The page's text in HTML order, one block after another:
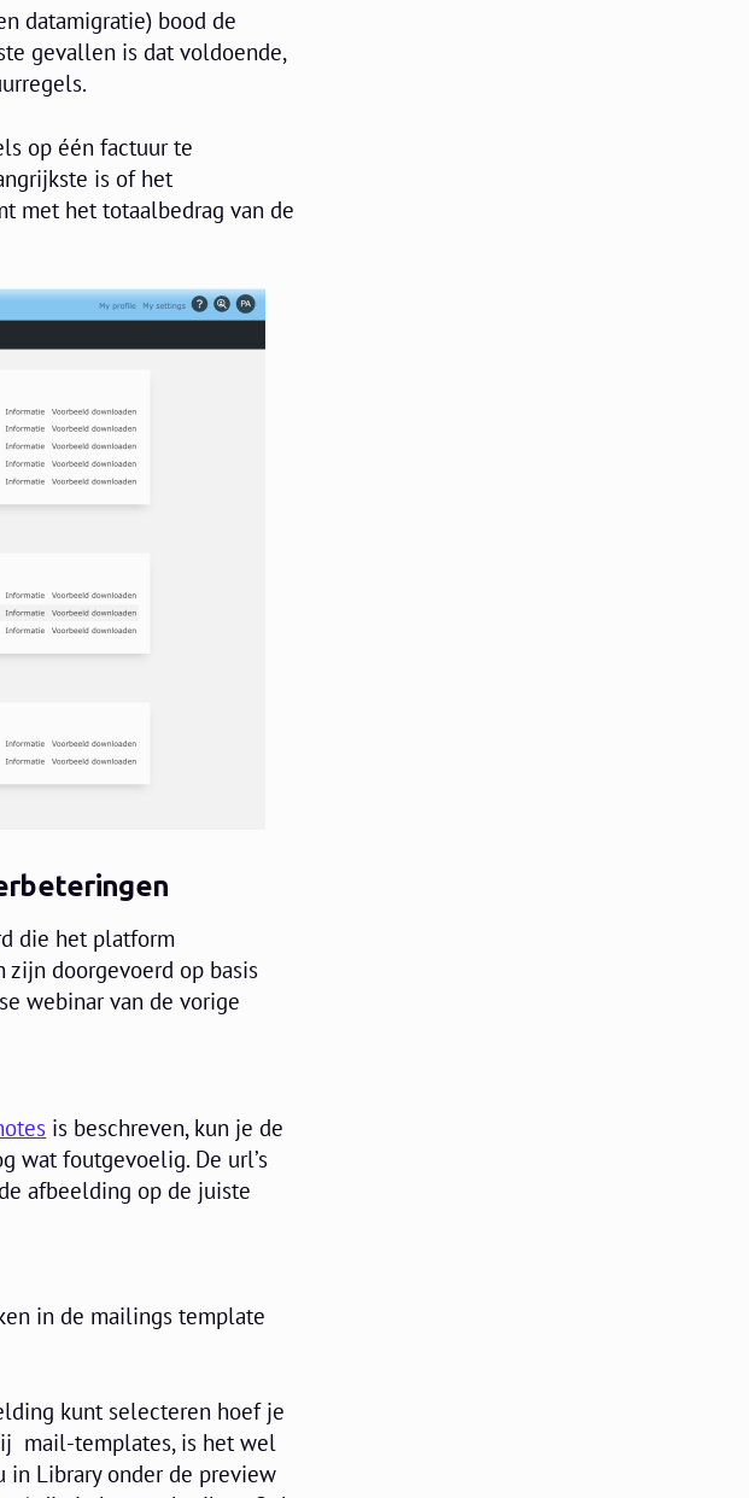
datamigratie) bood de
gevallen is dat voldoende,
op één factuur te
is of het
met het totaalbedrag van de
die het platform
doorgevoerd op basis
webinar van de vorige
is beschreven, kun je de
wat foutgevoelig. De url’s
afbeelding op de juiste
in de mailings template
kunt selecteren hoef je
mail-templates, is het wel
Library onder de preview